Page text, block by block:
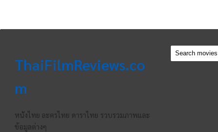
ThaiFilmReviews.co
m
หนังไทย ละครไทย ดาราไทย รวบรวมภาพและ
ข้อมูลต่างๆ